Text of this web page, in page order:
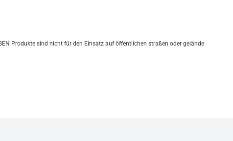
Produkte sind nicht für den Einsatz auf öffentlichen straßen oder gelände